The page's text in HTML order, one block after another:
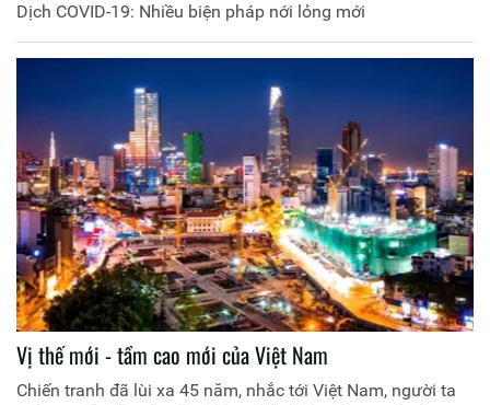
Dịch COVID-19: Nhiều biện pháp nới lỏng mới
Vị thế mới - tầm cao mới của Việt Nam
Chiến tranh đã lùi xa 45 năm, nhắc tới Việt Nam, người ta